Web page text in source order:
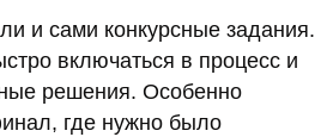
и сами конкурсные задания.
включаться в процесс и
решения. Особенно
где нужно было